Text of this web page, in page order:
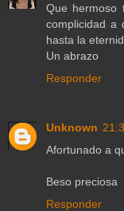
Que hermoso
complicidad a
hasta la
Un abrazo
Responder
Unknown
Afortunado a
Beso preciosa
Responder